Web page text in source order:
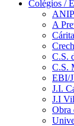
Colégios /
ANIP
A
C.S.
C.S.
EBI/
J.I.
J.I
Obra